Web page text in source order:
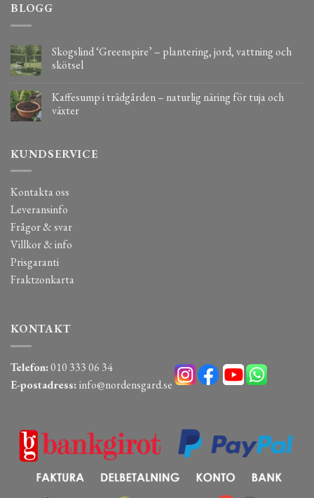
BLOGG
Skogslind ‘Greenspire’ – plantering, jord, vattning och
skötsel
Kaffesump i trädgården – naturlig näring för tuja och
växter
KUNDSERVICE
Kontakta oss
Leveransinfo
Frågor & svar
Villkor & info
Prisgaranti
Fraktzonkarta
KONTAKT
Telefon:010 333 06 34
E-postadress: info@nordensgard.se